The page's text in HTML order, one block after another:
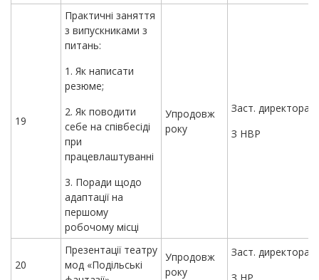
19
Практичні заняття
з випускниками з
питань:
1. Як написати
резюме;
2. Як поводити
себе на співбесіді
при
працевлаштуванні
3. Поради щодо
адаптації на
першому
робочому місці
Упродовж
року
Заст. директора
З НВР
20
Презентації театру
мод «Подільські
Упродовж
року
Заст. директора